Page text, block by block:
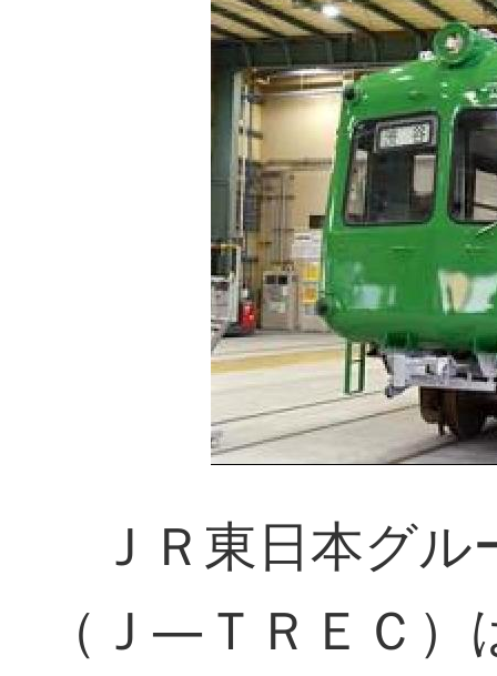
ＪＲ東日本グル
（Ｊ―ＴＲＥＣ